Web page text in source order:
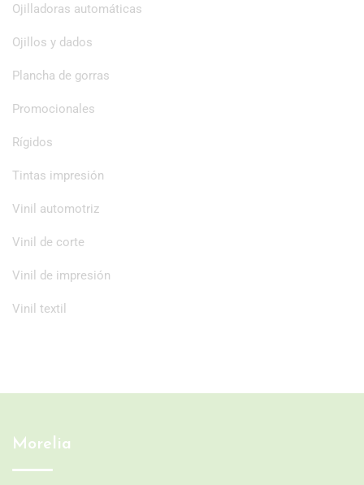
Ojilladoras automáticas
Ojillos y dados
Plancha de gorras
Promocionales
Rígidos
Tintas impresión
Vinil automotriz
Vinil de corte
Vinil de impresión
Vinil textil
Morelia